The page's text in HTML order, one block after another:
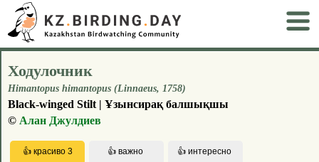
Ходулочник
Himantopus himantopus (Linnaeus, 1758)
Black-winged Stilt | Ұзынсирақ балшықшы
© Алан Джулдиев